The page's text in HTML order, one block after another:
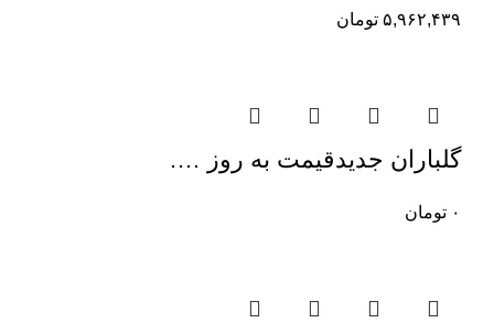
۵,۹۶۲,۴۳۹ تومان
گلباران جدیدقیمت به روز ….
۰ تومان